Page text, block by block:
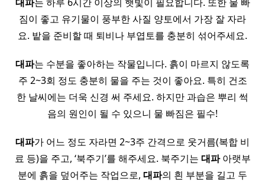
짐이 좋고 유기물이 풍부한 사질 양토에서 가장 잘 자라
요. 밭을 준비할 때 퇴비나 부엽토를 충분히 섞어주세요.
대파는 수분을 좋아하는 작물입니다. 흙이 마르지 않도록
주 2~3회 정도 충분히 물을 주는 것이 좋아요. 특히 건조
한 날씨에는 더욱 신경 써 주세요. 하지만 과습은 뿌리 썩
음의 원인이 될 수 있으니 물 빠짐은 필수!
대파가 어느 정도 자라면 2~3주 간격으로 웃거름(복합 비
료 등)을 주고, ‘북주기’를 해주세요. 북주기는 대파아랫부
분에 흙을 덮어주는 작업으로, 대파의 흰 부분을 길고 두